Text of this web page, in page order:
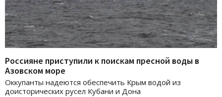
Россияне приступили к поискам пресной воды в
Азовском море
Оккупанты надеются обеспечить Крым водой из
доисторических русел Кубани и Дона